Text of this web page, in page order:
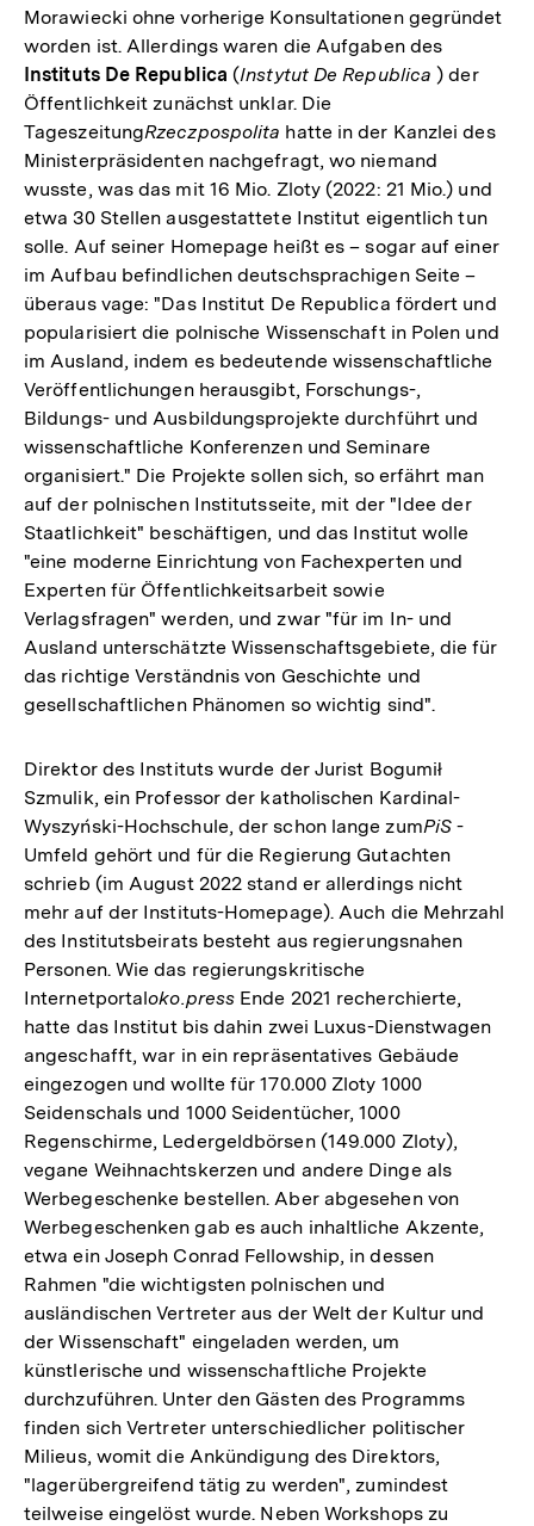
Morawiecki ohne vorherige Konsultationen gegründet
worden ist. Allerdings waren die Aufgaben des
Instituts De Republica (Instytut De Republica) der
Öffentlichkeit zunächst unklar. Die
TageszeitungRzeczpospolita hatte in der Kanzlei des
Ministerpräsidenten nachgefragt, wo niemand
wusste, was das mit 16 Mio. Zloty (2022: 21 Mio.) und
etwa 30 Stellen ausgestattete Institut eigentlich tun
solle. Auf seiner Homepage heißt es – sogar auf einer
im Aufbau befindlichen deutschsprachigen Seite –
überaus vage: "Das Institut De Republica fördert und
popularisiert die polnische Wissenschaft in Polen und
im Ausland, indem es bedeutende wissenschaftliche
Veröffentlichungen herausgibt, Forschungs-,
Bildungs- und Ausbildungsprojekte durchführt und
wissenschaftliche Konferenzen und Seminare
organisiert." Die Projekte sollen sich, so erfährt man
auf der polnischen Institutsseite, mit der "Idee der
Staatlichkeit" beschäftigen, und das Institut wolle
"eine moderne Einrichtung von Fachexperten und
Experten für Öffentlichkeitsarbeit sowie
Verlagsfragen" werden, und zwar "für im In- und
Ausland unterschätzte Wissenschaftsgebiete, die für
das richtige Verständnis von Geschichte und
gesellschaftlichen Phänomen so wichtig sind".
Direktor des Instituts wurde der Jurist Bogumił
Szmulik, ein Professor der katholischen Kardinal-
Wyszyński-Hochschule, der schon lange zumPiS-
Umfeld gehört und für die Regierung Gutachten
schrieb (im August 2022 stand er allerdings nicht
mehr auf der Instituts-Homepage). Auch die Mehrzahl
des Institutsbeirats besteht aus regierungsnahen
Personen. Wie das regierungskritische
Internetportaloko.press Ende 2021 recherchierte,
hatte das Institut bis dahin zwei Luxus-Dienstwagen
angeschafft, war in ein repräsentatives Gebäude
eingezogen und wollte für 170.000 Zloty 1000
Seidenschals und 1000 Seidentücher, 1000
Regenschirme, Ledergeldbörsen (149.000 Zloty),
vegane Weihnachtskerzen und andere Dinge als
Werbegeschenke bestellen. Aber abgesehen von
Werbegeschenken gab es auch inhaltliche Akzente,
etwa ein Joseph Conrad Fellowship, in dessen
Rahmen "die wichtigsten polnischen und
ausländischen Vertreter aus der Welt der Kultur und
der Wissenschaft" eingeladen werden, um
künstlerische und wissenschaftliche Projekte
durchzuführen. Unter den Gästen des Programms
finden sich Vertreter unterschiedlicher politischer
Milieus, womit die Ankündigung des Direktors,
"lagerübergreifend tätig zu werden", zumindest
teilweise eingelöst wurde. Neben Workshops zu